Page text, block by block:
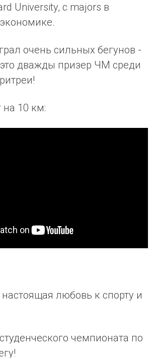
University, с majors в
очень сильных бегунов -
дважды призер ЧМ среди
на 10 км:
настоящая любовь к спорту и
чемпионата по